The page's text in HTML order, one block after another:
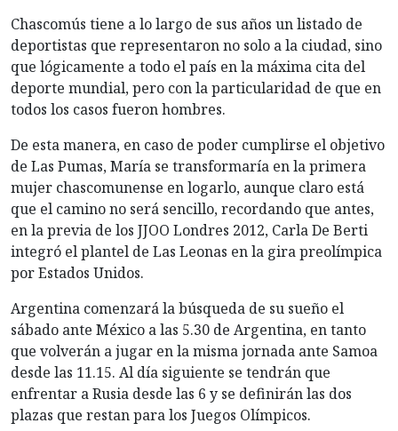
Chascomús tiene a lo largo de sus años un listado de
deportistas que representaron no solo a la ciudad, sino
que lógicamente a todo el país en la máxima cita del
deporte mundial, pero con la particularidad de que en
todos los casos fueron hombres.
De esta manera, en caso de poder cumplirse el objetivo
de Las Pumas, María se transformaría en la primera
mujer chascomunense en logarlo, aunque claro está
que el camino no será sencillo, recordando que antes,
en la previa de los JJOO Londres 2012, Carla De Berti
integró el plantel de Las Leonas en la gira preolímpica
por Estados Unidos.
Argentina comenzará la búsqueda de su sueño el
sábado ante México a las 5.30 de Argentina, en tanto
que volverán a jugar en la misma jornada ante Samoa
desde las 11.15. Al día siguiente se tendrán que
enfrentar a Rusia desde las 6 y se definirán las dos
plazas que restan para los Juegos Olímpicos.